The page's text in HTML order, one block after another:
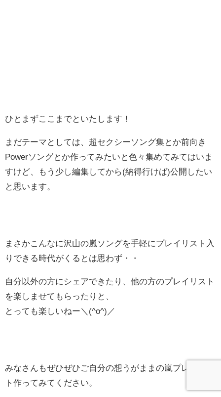
ひとまずここまでといたします！
まだテーマとしては、超セクシーソング集とか前向き
Powerソングとか作ってみたいと色々集めてみてはいま
すけど、もう少し編集してから(納得行けば)公開したい
と思います。
まさかこんなに沢山の嵐ソングを手軽にプレイリスト入
りできる時代がくるとは思わず・・
自分以外の方にシェアできたり、他の方のプレイリスト
を楽しませてもらったりと、
とっても楽しいねー＼(^o^)／
みなさんもぜひぜひご自分の想うがままの嵐プレイリス
ト作ってみてください。